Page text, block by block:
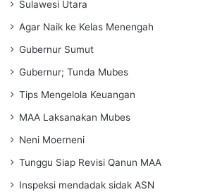
Sulawesi Utara
Agar Naik ke Kelas Menengah
Gubernur Sumut
Gubernur; Tunda Mubes
Tips Mengelola Keuangan
MAA Laksanakan Mubes
Neni Moerneni
Tunggu Siap Revisi Qanun MAA
Inspeksi mendadak sidak ASN